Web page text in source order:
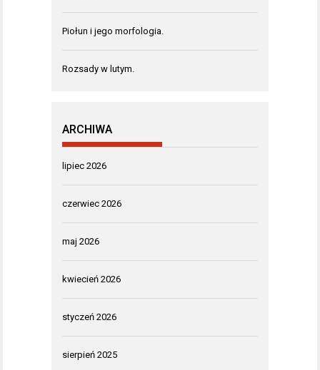
Piołun i jego morfologia.
Rozsady w lutym.
ARCHIWA
lipiec 2026
czerwiec 2026
maj 2026
kwiecień 2026
styczeń 2026
sierpień 2025